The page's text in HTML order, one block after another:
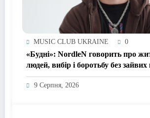
MUSIC CLUB UKRAINE 0
«Будні»: NordleN говорить про
людей, вибір і боротьбу без
9 Серпня, 2026